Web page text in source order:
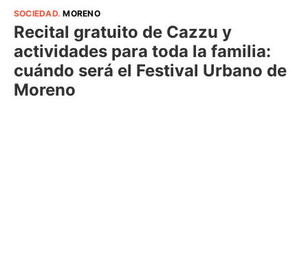
SOCIEDAD.MORENO
Recital gratuito de Cazzu y
actividades para toda la familia:
cuándo será el Festival Urbano de
Moreno